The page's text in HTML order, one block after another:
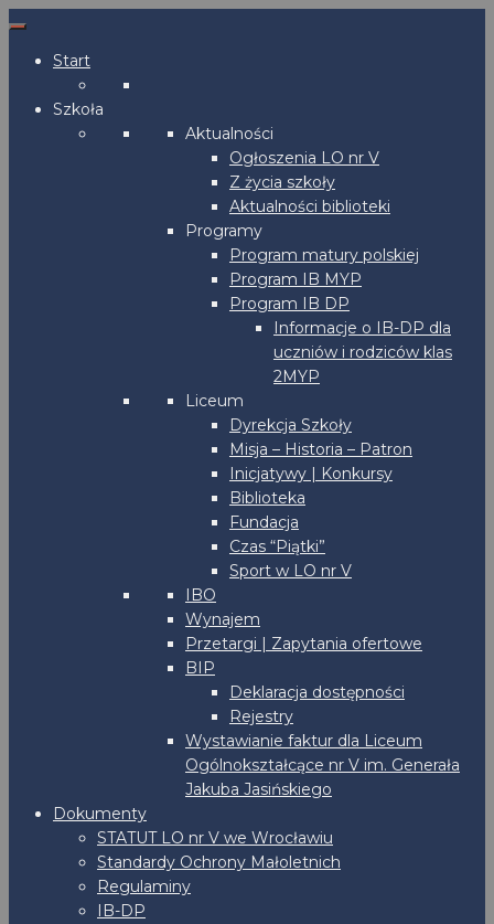
Start
Szkoła
Aktualności
Ogłoszenia LO nr V
Z życia szkoły
Aktualności biblioteki
Programy
Program matury polskiej
Program IB MYP
Program IB DP
Informacje o IB-DP dla
uczniów i rodziców klas
2MYP
Liceum
Dyrekcja Szkoły
Misja – Historia – Patron
Inicjatywy | Konkursy
Biblioteka
Fundacja
Czas “Piątki”
Sport w LO nr V
IBO
Wynajem
Przetargi | Zapytania ofertowe
BIP
Deklaracja dostępności
Rejestry
Wystawianie faktur dla Liceum
Ogólnokształcące nr V im. Generała
Jakuba Jasińskiego
Dokumenty
STATUT LO nr V we Wrocławiu
Standardy Ochrony Małoletnich
Regulaminy
IB-DP